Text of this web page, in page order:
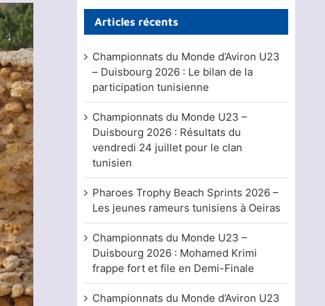
Articles récents
Championnats du Monde d’Aviron U23
– Duisbourg 2026 : Le bilan de la
participation tunisienne
Championnats du Monde U23 –
Duisbourg 2026 : Résultats du
vendredi 24 juillet pour le clan
tunisien
Pharoes Trophy Beach Sprints 2026 –
Les jeunes rameurs tunisiens à Oeiras
Championnats du Monde U23 –
Duisbourg 2026 : Mohamed Krimi
frappe fort et file en Demi-Finale
Championnats du Monde d’Aviron U23